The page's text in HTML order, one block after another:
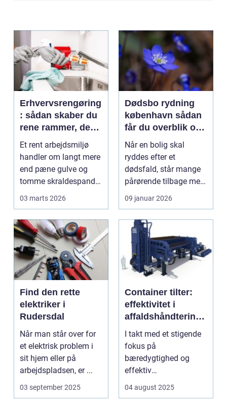
Erhvervsrengøring
: sådan skaber du
rene rammer, der
kan mærkes på
bundlinjen
Et rent arbejdsmiljø
handler om langt mere
end pæne gulve og
tomme skraldespande.
03 marts 2026
Dødsbo rydning
københavn sådan
får du overblik og
professionel hjælp
Når en bolig skal
ryddes efter et
dødsfald, står mange
pårørende tilbage med
en stor praktisk
opgave...
09 januar 2026
Find den rette
elektriker i
Rudersdal
Når man står over for
et elektrisk problem i
sit hjem eller på
arbejdspladsen, er ...
03 september 2025
Container tilter:
effektivitet i
affaldshåndtering
og
ressourcegenanve
ndelse
I takt med et stigende
fokus på
bæredygtighed og
effektiv
bliver spe...
04 august 2025